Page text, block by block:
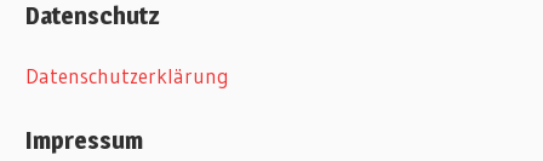
Datenschutz
Datenschutzerklärung
Impressum